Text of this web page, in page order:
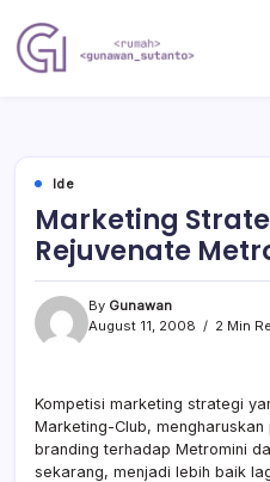
content
Ide
Marketing
Rejuvenate
By Gunawan
August 11, 2008
2 Min
Kompetisi marketing strategi
Marketing-Club,
branding terhadap Metromini
sekarang, menjadi lebih baik